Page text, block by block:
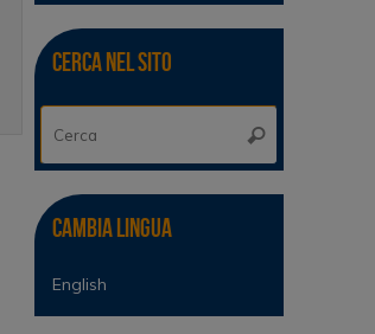
Cerca nel sito
Cerca
Cambia lingua
English